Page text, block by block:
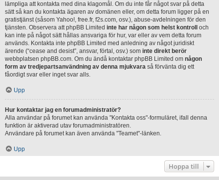
lämpliga att kontakta med dina klagomål. Om du inte får något svar på detta
sätt så kan du kontakta ägaren av domänen eller, om detta forum ligger på en
gratistjänst (såsom Yahoo!, free.fr, f2s.com, osv.), abuse-avdelningen för den
tjänsten. Observera att phpBB Limited inte har någon som helst kontroll
och
kan inte på något sätt hållas ansvariga för hur, var eller av vem detta forum
används. Kontakta inte phpBB Limited med anledning av något juridiskt
ärende (“cease and desist”, ansvar, förtal, osv.) som inte direkt berör
webbplatsen phpBB.com. Om du ändå kontaktar phpBB Limited om någon
form av tredjepartsanvändning av denna mjukvara så förvänta dig ett
fåordigt svar eller inget svar alls.
Upp
Hur kontaktar jag en forumadministratör?
Alla användar på forumet kan använda "Kontakta oss"-formuläret, ifall denna
funktion är aktiverad utav forumadministratören.
Användare på forumet kan även använda "Teamet"-länken.
Upp
Hoppa till